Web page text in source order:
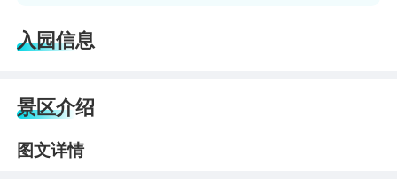
入园信息
景区介绍
图文详情